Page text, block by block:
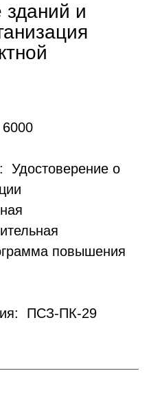
зданий и
Удостоверение о
повышения
ПСЗ-ПК-29